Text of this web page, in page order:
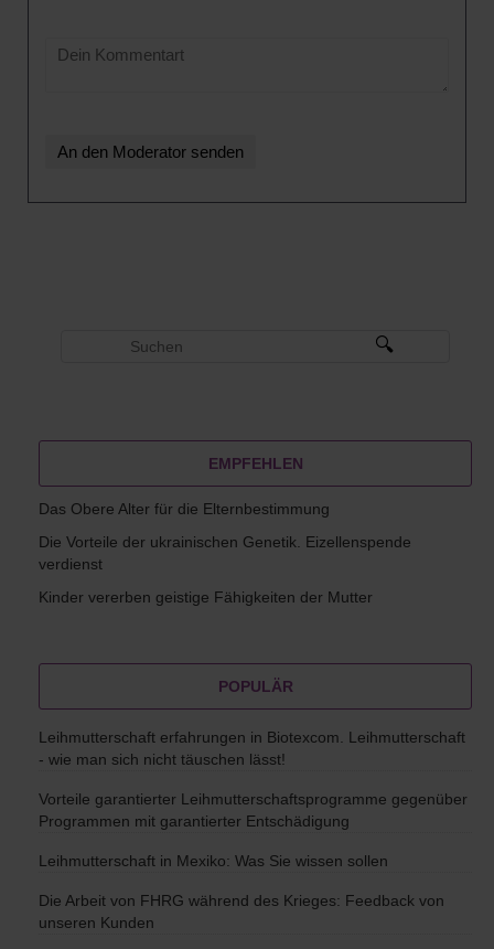
EMPFEHLEN
Das Obere Alter für die Elternbestimmung
Die Vorteile der ukrainischen Genetik. Eizellenspende
verdienst
Kinder vererben geistige Fähigkeiten der Mutter
POPULÄR
Leihmutterschaft erfahrungen in Biotexcom. Leihmutterschaft
- wie man sich nicht täuschen lässt!
Vorteile garantierter Leihmutterschaftsprogramme gegenüber
Programmen mit garantierter Entschädigung
Leihmutterschaft in Mexiko: Was Sie wissen sollen
Die Arbeit von FHRG während des Krieges: Feedback von
unseren Kunden